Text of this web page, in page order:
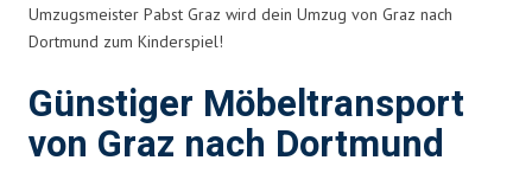
Umzugsmeister Pabst Graz wird dein Umzug von Graz nach
Dortmund zum Kinderspiel!
Günstiger Möbeltransport
von Graz nach Dortmund